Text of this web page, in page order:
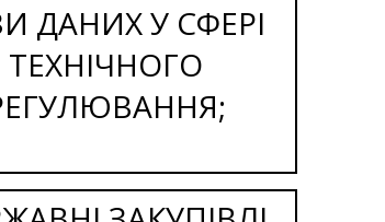
ДАНИХ У СФЕРІ
ТЕХНІЧНОГО